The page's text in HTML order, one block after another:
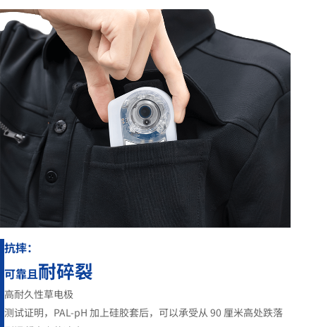
抗摔：
可靠且耐碎裂
高耐久性草电极
测试证明，PAL-pH 加上硅胶套后，可以承受从 90 厘米高处跌落